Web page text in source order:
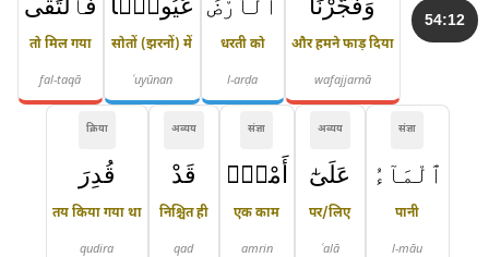
54:12 وَفَجَّرْنَا
और हमने फाड़ दिया
wafajjarnā
ٱلْأَرْضَ
धरती को
l-arḍa
عُيُونًۭا
सोतों (झरनों) में
ʿuyūnan
فَٱلْتَقَى
तो मिल गया
fal-taqā
संज्ञा
ٱلْمَآءُ
पानी
l-māu
अव्यय
عَلَىٰٓ
पर/लिए
ʿalā
संज्ञा
أَمْرٍۢ
एक काम
amrin
अव्यय
قَدْ
निश्चित ही
qad
क्रिया
قُدِرَ
तय किया गया था
qudira